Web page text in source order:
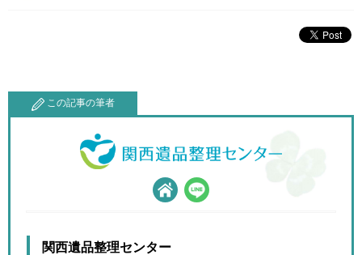
この記事の筆者
関西遺品整理センター